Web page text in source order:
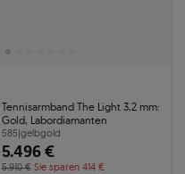
Tennisarmband The Light 3,2 mm:
Gold, Labordiamanten
585|gelbgold
5.496 €
5.910 € Sie sparen 414 €